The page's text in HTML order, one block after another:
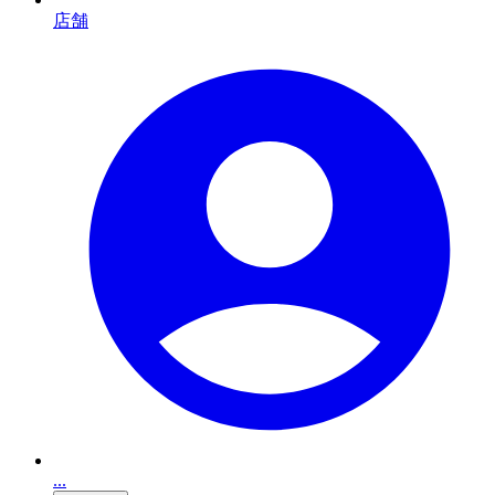
店舗
...